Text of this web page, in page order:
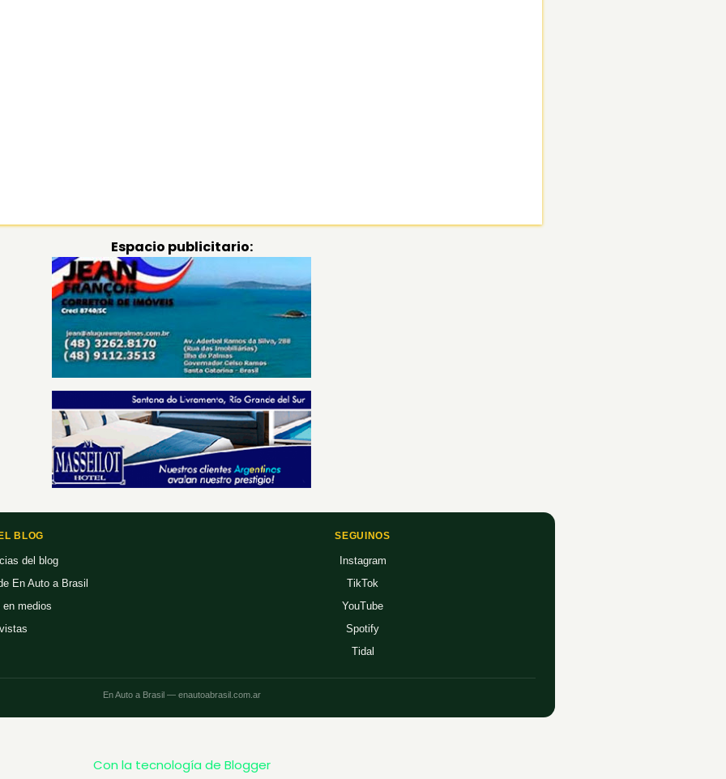
Espacio publicitario:
BLOG
del blog
En Auto a Brasil
en medios
SEGUINOS
Instagram
TikTok
YouTube
Spotify
Tidal
En Auto a Brasil — enautoabrasil.com.ar
Con la tecnología de Blogger